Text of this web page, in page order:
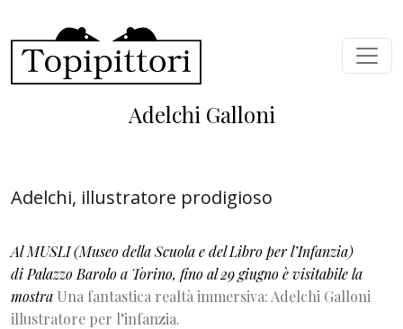
Adelchi Galloni
Adelchi, illustratore prodigioso
Al MUSLI (Museo della Scuola e del Libro per l’Infanzia)
di Palazzo Barolo a Torino, fino al 29 giugno è visitabile la
mostra Una fantastica realtà immersiva: Adelchi Galloni
illustratore per l’infanzia.